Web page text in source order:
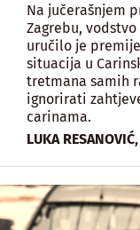
Na jučerašnjem
Zagrebu,
uručilo je
situacija u
tretmana samih
ignorirati
carinama.
LUKA RESANOVIĆ,